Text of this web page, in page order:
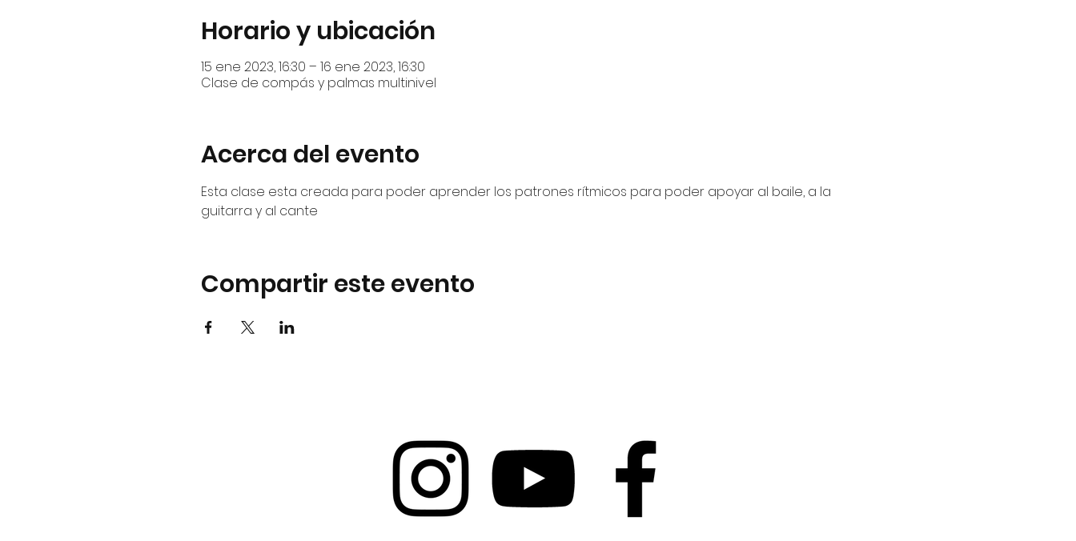
Horario y ubicación
15 ene 2023, 16:30 – 16 ene 2023, 16:30
Clase de compás y palmas multinivel
Acerca del evento
Esta clase esta creada para poder aprender los patrones rítmicos para poder apoyar al baile, a la
guitarra y al cante
Compartir este evento